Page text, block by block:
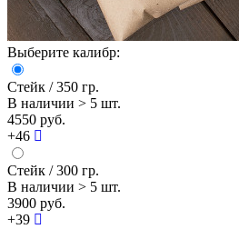
Выберите калибр:
Стейк / 350 гр.
В наличии > 5 шт.
4550 руб.
+46
Стейк / 300 гр.
В наличии > 5 шт.
3900 руб.
+39